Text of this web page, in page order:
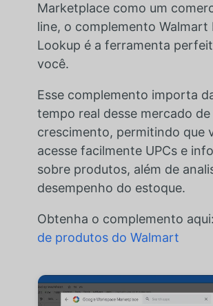
Marketplace como um
line, o complemento Walmart
Lookup é a ferramenta
você.
Esse complemento importa
tempo real desse mercado
crescimento, permitindo que
acesse facilmente UPCs e
sobre produtos, além de
desempenho do estoque.
Obtenha o complemento aqui:
de produtos do Walmart